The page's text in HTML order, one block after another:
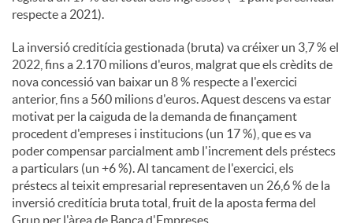
respecte a 2021).
La inversió creditícia gestionada (bruta) va créixer un 3,7 % el
2022, fins a 2.170 milions d'euros, malgrat que els crèdits de
nova concessió van baixar un 8 % respecte a l'exercici
anterior, fins a 560 milions d'euros. Aquest descens va estar
motivat per la caiguda de la demanda de finançament
procedent d'empreses i institucions (un 17 %), que es va
poder compensar parcialment amb l'increment dels préstecs
a particulars (un +6 %). Al tancament de l'exercici, els
préstecs al teixit empresarial representaven un 26,6 % de la
inversió creditícia bruta total, fruit de la aposta ferma del
Grup per l'àrea de Banca d'Empreses.